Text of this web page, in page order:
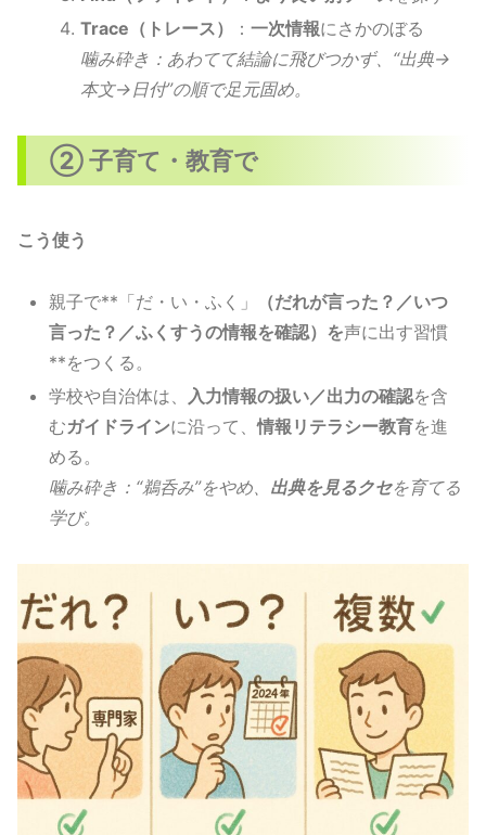
Trace（トレース）
：一次情報にさかのぼる
噛み砕き：あわてて結論に飛びつかず、“出典→
本文→日付”の順で足元固め。
② 子育て・教育で
こう使う
親子で**「だ・い・ふく」
（だれが言った？／いつ
言った？／ふくすうの情報を確認）を声に出す習慣
**をつくる。
学校や自治体は、 入力情報の扱い／出力の確認を含
むガイドラインに沿って、情報リテラシー教育を進
める。
噛み砕き：“鵜呑み”をやめ、 出典を見るクセを育てる
学び。